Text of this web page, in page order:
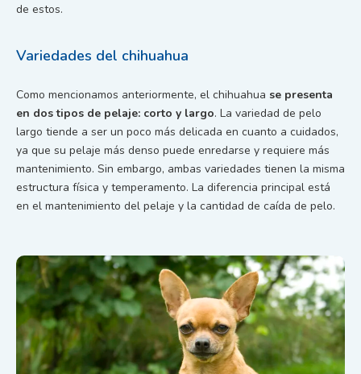
de estos.
Variedades del chihuahua
Como mencionamos anteriormente, el chihuahua se presenta
en dos tipos de pelaje: corto y largo. La variedad de pelo
largo tiende a ser un poco más delicada en cuanto a cuidados,
ya que su pelaje más denso puede enredarse y requiere más
mantenimiento. Sin embargo, ambas variedades tienen la misma
estructura física y temperamento. La diferencia principal está
en el mantenimiento del pelaje y la cantidad de caída de pelo.